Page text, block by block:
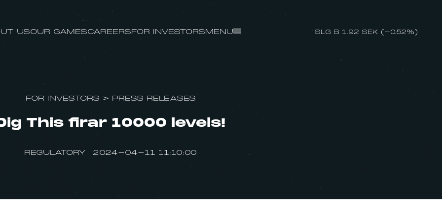
USOUR GAMESCAREERSFOR INVESTORSMENU SLG B 1.92 SEK (-0.52%)
FOR INVESTORS > PRESS RELEASES
This firar 10000 levels!
REGULATORY 2024-04-11 11:10:00